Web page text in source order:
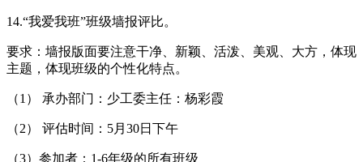
14.“我爱我班”班级墙报评比。
要求：墙报版面要注意干净、新颖、活泼、美观、大方，体现
主题，体现班级的个性化特点。
（1） 承办部门：少工委主任：杨彩霞
（2） 评估时间：5月30日下午
（3）参加者：1-6年级的所有班级